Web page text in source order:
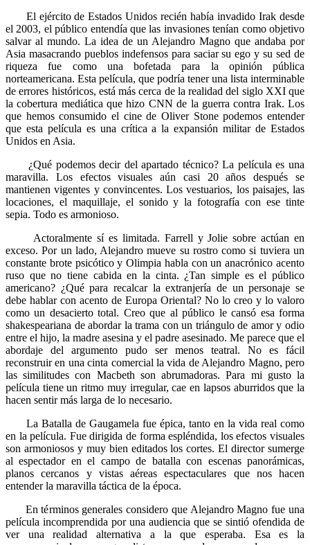
El ejército de Estados Unidos recién había invadido Irak desde
el 2003, el público entendía que las invasiones tenían como objetivo
salvar al mundo. La idea de un Alejandro Magno que andaba por
Asia masacrando pueblos indefensos para saciar su ego y su sed de
riqueza fue como una bofetada para la opinión pública
norteamericana. Esta película, que podría tener una lista interminable
de errores históricos, está más cerca de la realidad del siglo XXI que
la cobertura mediática que hizo CNN de la guerra contra Irak. Los
que hemos consumido el cine de Oliver Stone podemos entender
que esta película es una crítica a la expansión militar de Estados
Unidos en Asia.
¿Qué podemos decir del apartado técnico? La película es una
maravilla. Los efectos visuales aún casi 20 años después se
mantienen vigentes y convincentes. Los vestuarios, los paisajes, las
locaciones, el maquillaje, el sonido y la fotografía con ese tinte
sepia. Todo es armonioso.
Actoralmente sí es limitada. Farrell y Jolie sobre actúan en
exceso. Por un lado, Alejandro mueve su rostro como si tuviera un
constante brote psicótico y Olimpia habla con un anacrónico acento
ruso que no tiene cabida en la cinta. ¿Tan simple es el público
americano? ¿Qué para recalcar la extranjería de un personaje se
debe hablar con acento de Europa Oriental? No lo creo y lo valoro
como un desacierto total. Creo que al público le cansó esa forma
shakespeariana de abordar la trama con un triángulo de amor y odio
entre el hijo, la madre asesina y el padre asesinado. Me parece que el
abordaje del argumento pudo ser menos teatral. No es fácil
reconstruir en una cinta comercial la vida de Alejandro Magno, pero
las similitudes con Macbeth son abrumadoras. Para mi gusto la
película tiene un ritmo muy irregular, cae en lapsos aburridos que la
hacen sentir más larga de lo necesario.
La Batalla de Gaugamela fue épica, tanto en la vida real como
en la película. Fue dirigida de forma espléndida, los efectos visuales
son armoniosos y muy bien editados los cortes. El director sumerge
al espectador en el campo de batalla con escenas panorámicas,
planos cercanos y vistas aéreas espectaculares que nos hacen
entender la maravilla táctica de la época.
En términos generales considero que Alejandro Magno fue una
película incomprendida por una audiencia que se sintió ofendida de
ver una realidad alternativa a la que esperaba. Esa es la